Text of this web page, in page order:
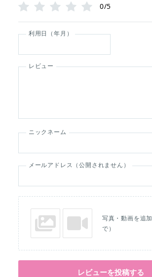
0/5
利用日（年月）
レビュー
ニックネーム
メールアドレス（公開されません）
写真・動画を追加
で）
レビューを投稿する